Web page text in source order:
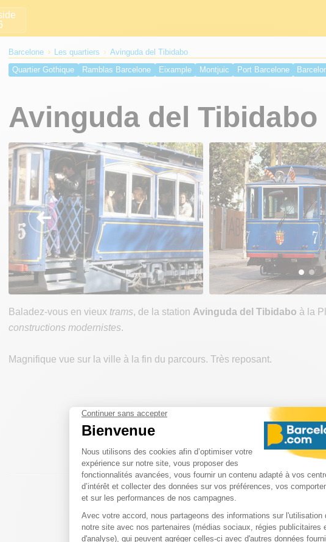
Barcelone Les quartiers
Avinguda del Tibidabo
Quartier Gothique
Ramblas Barcelone Eixample Montjuic Port Barcelone
Avinguda del Tibidabo
Baladez-vous en vieux trams, de la station Avinguda del Tibidabo à la
constructions modernistes.
Magnifique vue sur la ville à la fin du parcours. Très reposant.
Avinguda del
Avinguda del Tibidabo,